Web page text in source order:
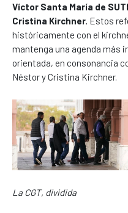
Víctor Santa María de
Cristina Kirchner. Estos
históricamente con el
mantenga una agenda más
orientada, en consonancia
Néstor y Cristina Kirchner.
La CGT, dividida